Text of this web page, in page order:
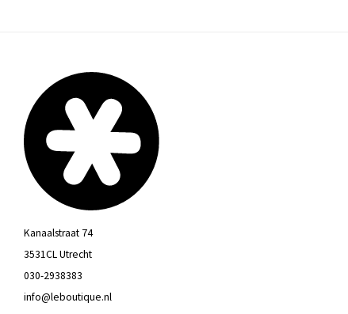
Kanaalstraat 74
3531CL Utrecht
030-2938383
info@leboutique.nl